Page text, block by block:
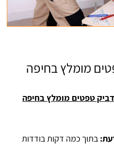
מומלץ בחיפה
טפטים מומלץ בחיפה
בתוך כמה דקות בודדות